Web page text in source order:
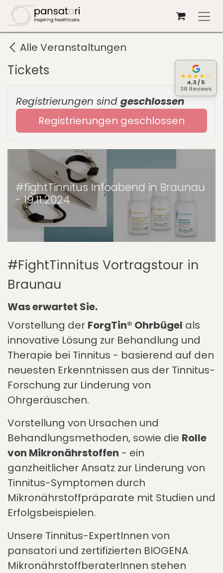
Zum Inhalt springen
Alle Veranstaltungen
Tickets
Registrierungen sind geschlossen
Registrierungen geschlossen
#fightTinnitus Infoabend in Braunau
- 19.11.2024
#FightTinnitus Vortragstour in
Braunau
Was erwartet Sie.
Vorstellung der ForgTin® Ohrbügel als
innovative Lösung zur Behandlung und
Therapie bei Tinnitus - basierend auf den
neuesten Erkenntnissen aus der Tinnitus-
Forschung zur Linderung von
Ohrgeräuschen.
Vorstellung von Ursachen und
Behandlungsmethoden, sowie die Rolle
von Mikronährstoffen - ein
ganzheitlicher Ansatz zur Linderung von
Tinnitus-Symptomen durch
Mikronährstoffpräparate mit Studien und
Erfolgsbeispielen.
Unsere Tinnitus-ExpertInnen von
pansatori und zertifizierten BIOGENA
MikronährstoffberaterInnen stehen
★★★★☆
4,3 / 5
38 Reviews